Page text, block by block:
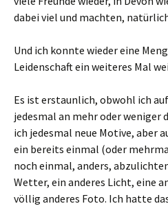
dabei viel und machten,
Und ich konnte wieder eine
Leidenschaft ein weiteres Mal
Es ist erstaunlich, obwohl ich
jedesmal an mehr oder weniger
ich jedesmal neue Motive, aber
ein bereits einmal (oder
noch einmal, anders,
Wetter, ein anderes Licht, eine
völlig anderes Foto. Ich hatte